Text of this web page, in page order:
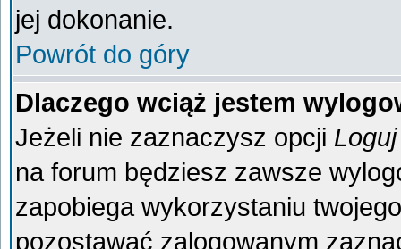
jej dokonanie.
Powrót do góry
Dlaczego wciąż jestem
Jeżeli nie zaznaczysz opcji
na forum będziesz zawsze
zapobiega wykorzystaniu
pozostawać zalogowanym